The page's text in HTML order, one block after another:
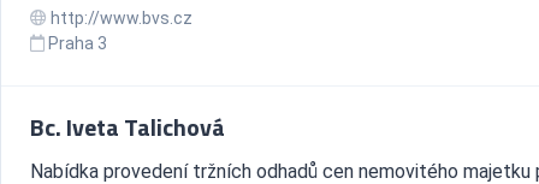
http://www.bvs.cz
Praha 3
Bc. Iveta Talichová
Nabídka provedení tržních odhadů cen nemovitého majetku